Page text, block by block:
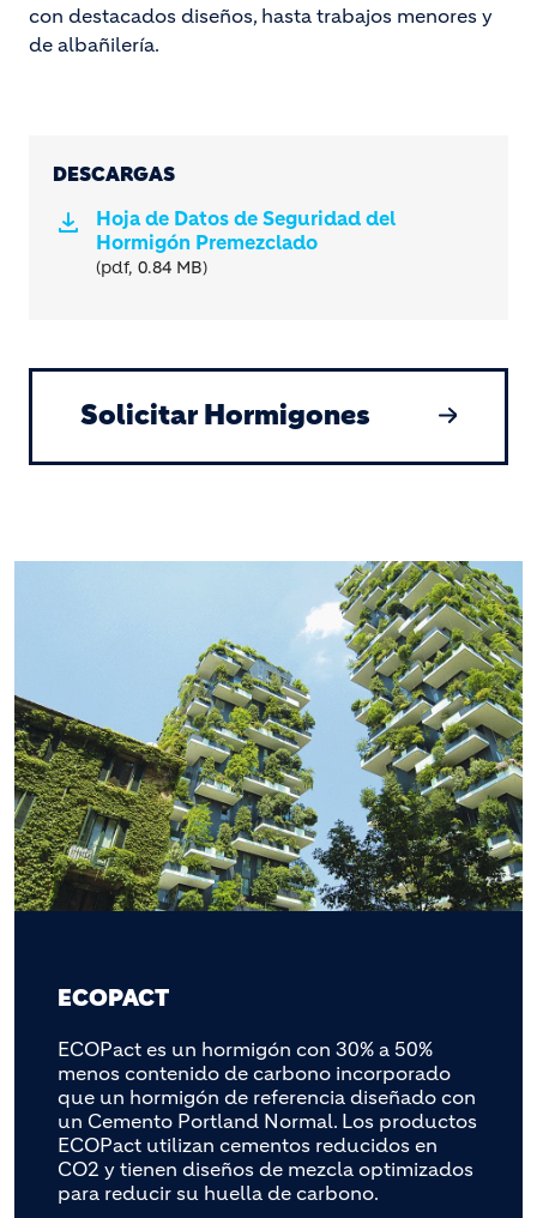
con destacados diseños, hasta trabajos menores y
de albañilería.
DESCARGAS
Hoja de Datos de Seguridad del
Hormigón Premezclado
(pdf, 0.84 MB)
Solicitar Hormigones
ECOPACT
ECOPact es un hormigón con 30% a 50%
menos contenido de carbono incorporado
que un hormigón de referencia diseñado con
un Cemento Portland Normal. Los productos
ECOPact utilizan cementos reducidos en
CO2 y tienen diseños de mezcla optimizados
para reducir su huella de carbono.